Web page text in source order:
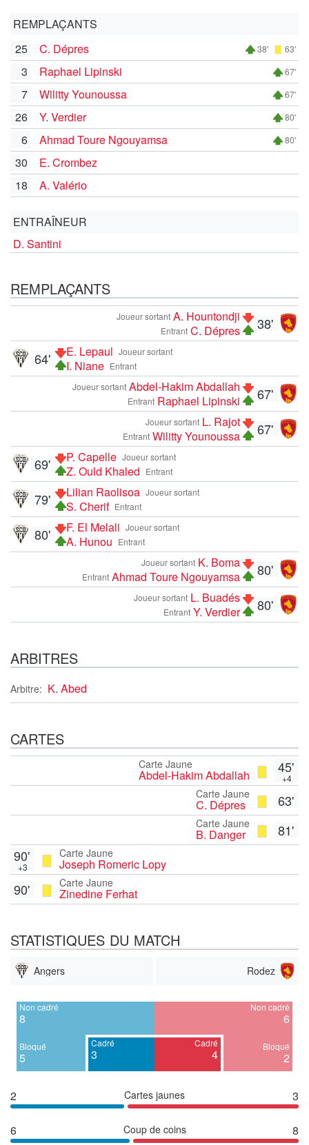
REMPLAÇANTS
25
C. Dépres 38' 63'
3 Raphael Lipinski 67'
7 Wilitty Younoussa 67'
26 Y. Verdier 80'
6 Ahmad Toure Ngouyamsa 80'
30
E. Crombez
18
A. Valério
ENTRAÎNEUR
D. Santini
REMPLAÇANTS
38'
Joueur sortant A. Hountondji
Entrant C. Dépres
Joueur sortant
E. Lepaul
Entrant
I. Niane
64'
67'
Joueur sortant Abdel-Hakim Abdallah
Entrant Raphael Lipinski
67'
Joueur sortant L. Rajot
Entrant Wilitty Younoussa
Joueur sortant
P. Capelle
Entrant
Z. Ould Khaled
69'
Joueur sortant
Lilian Raolisoa
Entrant
S. Cherif
79'
Joueur sortant
F. El Melali
Entrant
A. Hunou
80'
80'
Joueur sortant K. Boma
Entrant Ahmad Toure Ngouyamsa
80'
Joueur sortant L. Buadés
Entrant Y. Verdier
ARBITRES
Arbitre: K. Abed
CARTES
45'
+4
Carte Jaune
Abdel-Hakim Abdallah
63'
Carte Jaune
C. Dépres
81'
Carte Jaune
B. Danger
Carte Jaune
Joseph Romeric Lopy
90'
+3
Carte Jaune
Zinedine Ferhat
90'
STATISTIQUES DU MATCH
Angers Rodez
Non cadré
8
Bloqué
5
Cadré
3
Cadré
4
Non cadré
6
Bloqué
2
2 Cartes jaunes 3
6 Coup de coins 8